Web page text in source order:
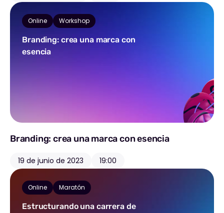
Online Workshop
Branding: crea una marca con
esencia
Branding: crea una marca con esencia
19 de junio de 2023 19:00
Online Maratón
Estructurando una carrera de